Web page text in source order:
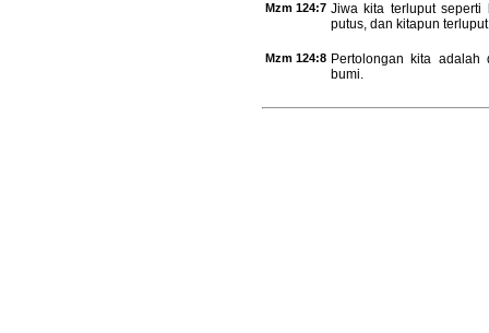
Mzm 124:7 Jiwa kita terluput
putus, dan kitapun
Mzm 124:8 Pertolongan kita
bumi.